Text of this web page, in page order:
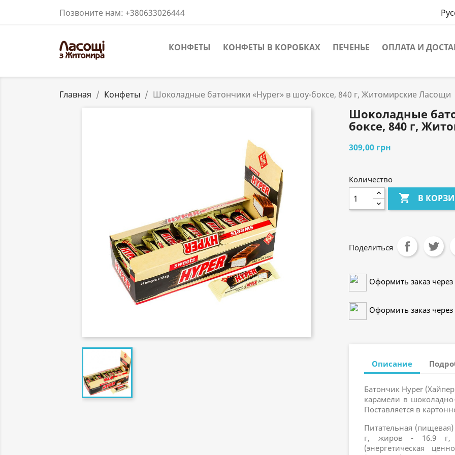
Позвоните нам: +380633026444
КОНФЕТЫ КОНФЕТЫ В КОРОБКАХ ПЕЧЕНЬЕ ОПЛАТА И
Главная Конфеты Шоколадные батончики «Hyper» в шоу-боксе, 840 г, Житомирские Ласощи
Шоколадные
боксе, 840 г,
309,00 грн
Количество
 В
Поделиться
Оформить заказ через
Оформить заказ через
Описание
Батончик Hyper
карамели в
Поставляется в
Питательная (пищевая)
г, жиров - 16.9 г,
(энергетическая